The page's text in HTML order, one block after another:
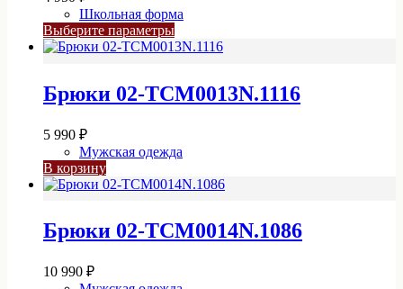
на
странице
товара.
Школьная форма
Выберите параметрыЭтот
товар
вариаций.
на
товара.
Брюки 02-TCM0013N.1116
5 990 ₽
Мужская одежда
В корзину
Брюки 02-TCM0014N.1086
10 990 ₽